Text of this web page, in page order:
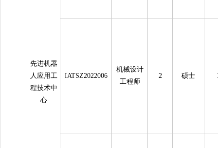
先进机器
人应用工
程技术中
心
IATSZ2022006
机械设计
工程师
2 硕士